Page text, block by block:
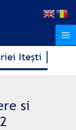
Itești
si